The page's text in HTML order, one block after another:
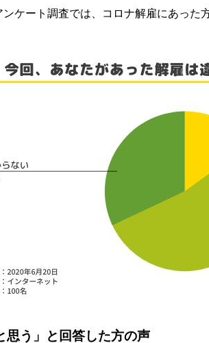
ケート調査では、コロナ解雇にあった
思う」と回答した方の声